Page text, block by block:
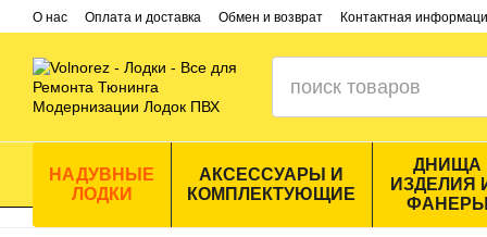
Перейти к основному контенту
О нас Оплата и доставка Обмен и возврат Контактная
НАДУВНЫЕ
ЛОДКИ
АКСЕССУАРЫ И
КОМПЛЕКТУЮЩИЕ
ДНИЩА
ИЗДЕЛИЯ
ФАНЕРЫ